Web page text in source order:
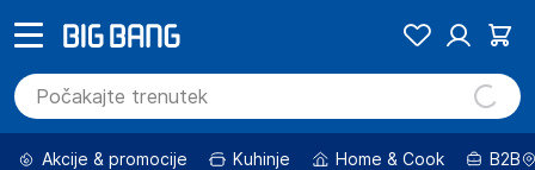
Akcije & promocije Kuhinje Home & Cook B2B